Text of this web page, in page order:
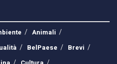
Animali
BelPaese
Brevi